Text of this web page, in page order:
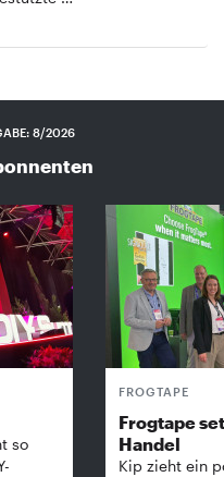
8/2026
so
FROGTAPE
Frogtape
Handel
Kip zieht ein